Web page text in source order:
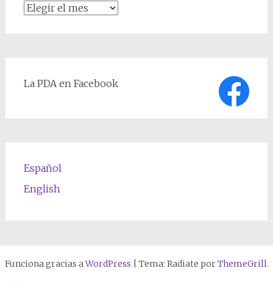
Archivo
La PDA en Facebook
Español
English
Funciona gracias aWordPress Tema: Radiate porThemeGrill.